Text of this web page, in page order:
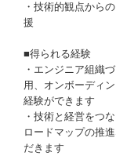
・技術的観点から
援
■得られる経験
・エンジニア組織
用、オンボーディ
経験ができます
・技術と経営をつ
ロードマップの推
だきます